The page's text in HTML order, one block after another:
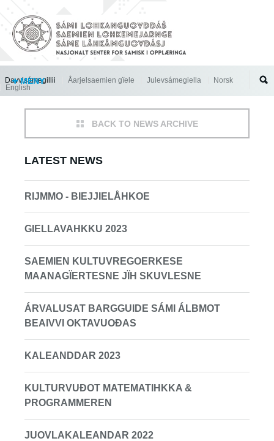
MENY
Davvisámegillii Åarjelsaemien gïele Julevsámegiella
Norsk
English
BACK TO NEWS ARCHIVE
LATEST NEWS
RIJMMO - BIEJJIELÅHKOE
GIELLAVAHKKU 2023
SAEMIEN KULTUVREGOERKESE
MAANAGÏERTESNE JÏH SKUVLESNE
ÁRVALUSAT BARGGUIDE SÁMI ÁLBMOT
BEAIVVI OKTAVUOĐAS
KALEANDDAR 2023
KULTURVUĐOT MATEMATIHKKA &
PROGRAMMEREN
JUOVLAKALEANDAR 2022